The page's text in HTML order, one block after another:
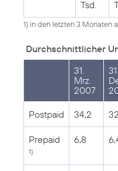
Tsd.
1) in den letzten 3 Monaten
Durchschnittlicher
31.
Mrz.
2007
31.
Postpaid 34,2
Prepaid
1)
6,8